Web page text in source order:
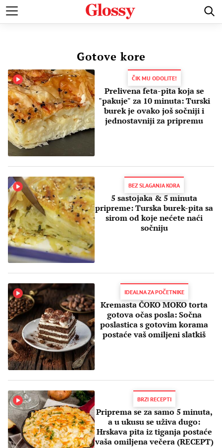
POZNATI MODA I LEPOTA ZDRAVI I SREĆNI LJUBAV
Gotove kore
ČIK MU ODOLITE!
Prelivena feta-pita koja se
"pakuje" za 10 minuta: Turski
burek je ovako još sočniji i
jednostavniji za pripremu
BEZ SLAGANJA KORA
5 sastojaka & 5 minuta
pripreme: Turska burek-pita sa
sirom od koje nećete naći
sočniju
IDEALNA ZA POČETNIKE
Kremasta ČOKO MOKO torta
gotova očas posla: Sočna
poslastica s gotovim korama
postaće vaš omiljeni slatkiš
BRZI RECEPTI
Priprema se za samo 5 minuta,
a u ukusu se uživa dugo:
Hrskava pita iz tiganja postaće
vaša omiljena večera (RECEPT)